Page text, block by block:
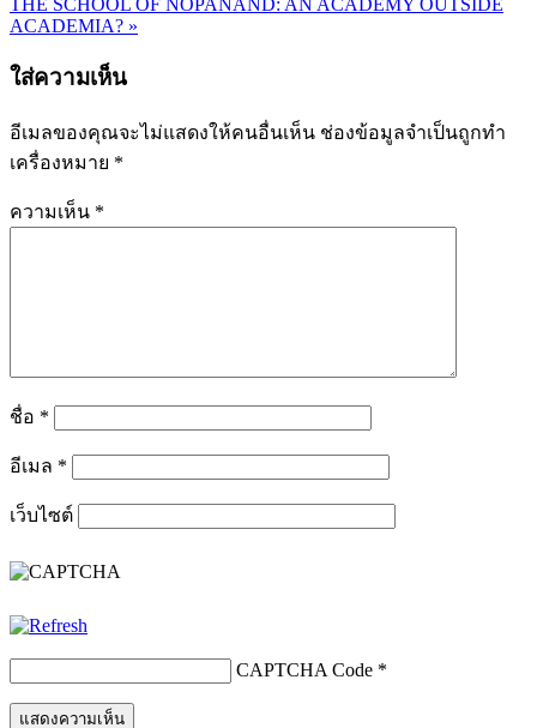
THE SCHOOL OF NOPANAND: AN ACADEMY OUTSIDE
ACADEMIA? »
ใส่ความเห็น
อีเมลของคุณจะไม่แสดงให้คนอื่นเห็น ช่องข้อมูลจำเป็นถูกทำ
เครื่องหมาย *
ความเห็น *
ชื่อ *
อีเมล *
เว็บไซต์
CAPTCHA Code *